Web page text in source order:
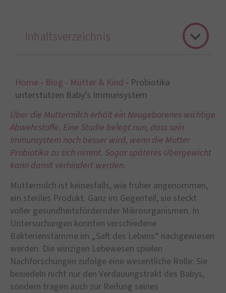
Home - Blog - Mutter & Kind - Probiotika
unterstützen Baby’s Immunsystem
Über die Muttermilch erhält ein Neugeborenes wichtige
Abwehrstoffe. Eine Studie belegt nun, dass sein
Immunsystem noch besser wird, wenn die Mutter
Probiotika zu sich nimmt. Sogar späteres Übergewicht
kann damit verhindert werden.
Muttermilch ist keinesfalls, wie früher angenommen,
ein steriles Produkt. Ganz im Gegenteil, sie steckt
voller gesundheitsfördernder Mikroorganismen. In
Untersuchungen konnten verschiedene
Bakterienstämme im „Saft des Lebens“ nachgewiesen
werden. Die winzigen Lebewesen spielen
Nachforschungen zufolge eine wesentliche Rolle: Sie
besiedeln nicht nur den Verdauungstrakt des Babys,
sondern tragen auch zur Reifung seines
Inhaltsverzeichnis